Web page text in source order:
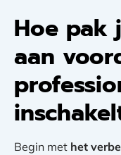
Hoe pak
aan
Begin met het